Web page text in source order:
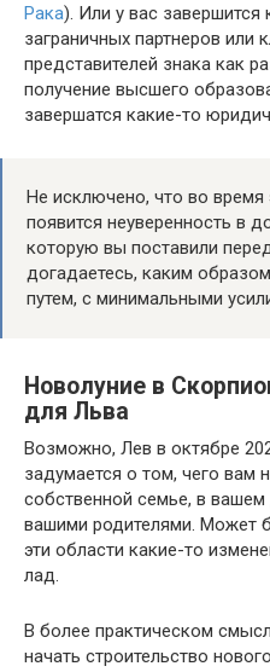
Рака). Или у вас завершится
заграничных партнеров или
представителей знака как
получение высшего
завершатся какие-то
Не исключено, что во время
появится неуверенность в
которую вы поставили
догадаетесь, каким
путем, с минимальными
Новолуние в
для Льва
Возможно, Лев в октябре
задумается о том, чего вам
собственной семье, в
вашими родителями. Может
эти области какие-то
лад.
В более практическом
начать строительство